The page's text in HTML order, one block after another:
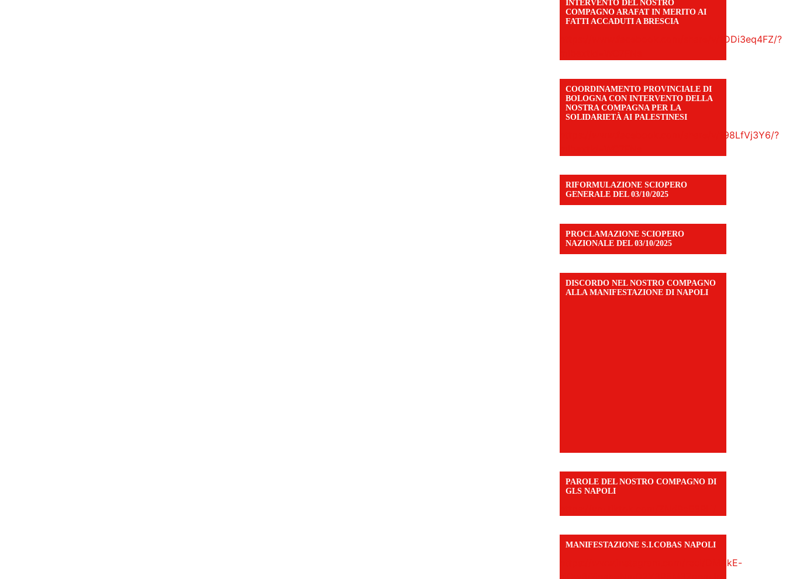
INTERVENTO DEL NOSTRO
COMPAGNO ARAFAT IN MERITO AI
FATTI ACCADUTI A BRESCIA
https://www.facebook.com/share/v/1DDi3eq4FZ/?
COORDINAMENTO PROVINCIALE DI
BOLOGNA CON INTERVENTO DELLA
NOSTRA COMPAGNA PER LA
SOLIDARIETÀ AI PALESTINESI
https://www.facebook.com/share/v/198LfVj3Y6/?
RIFORMULAZIONE SCIOPERO
GENERALE DEL 03/10/2025
PROCLAMAZIONE SCIOPERO
NAZIONALE DEL 03/10/2025
DISCORDO NEL NOSTRO COMPAGNO
ALLA MANIFESTAZIONE DI NAPOLI
PAROLE DEL NOSTRO COMPAGNO DI
GLS NAPOLI
MANIFESTAZIONE S.I.COBAS NAPOLI
https://www.instagram.com/reel/DMAkE-